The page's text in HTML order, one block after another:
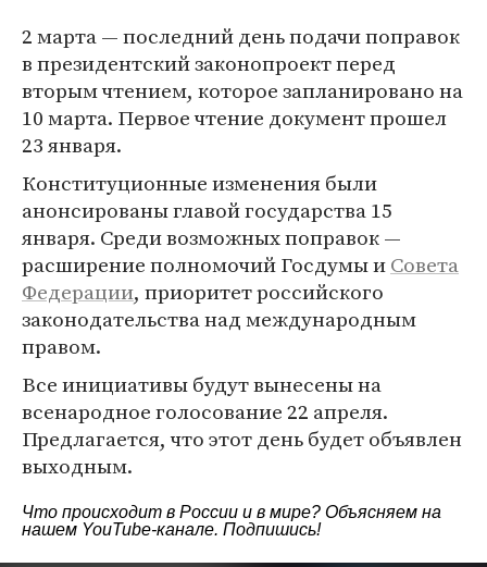
2 марта — последний день подачи поправок
в президентский законопроект перед
вторым чтением, которое запланировано на
10 марта. Первое чтение документ прошел
23 января.
Конституционные изменения были
анонсированы главой государства 15
января. Среди возможных поправок —
расширение полномочий Госдумы иСовета
Федерации, приоритет российского
законодательства над международным
правом.
Все инициативы будут вынесены на
всенародное голосование 22 апреля.
Предлагается, что этот день будет объявлен
выходным.
Что происходит в России и в мире? Объясняем на
нашем YouTube-канале. Подпишись!